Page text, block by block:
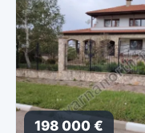
198 000 €